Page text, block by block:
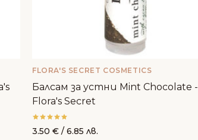
FLORA'S SECRET COSMETICS
Балсам за устни Mint Chocolate -
Flora's Secret
3.50 € / 6.85 лв.